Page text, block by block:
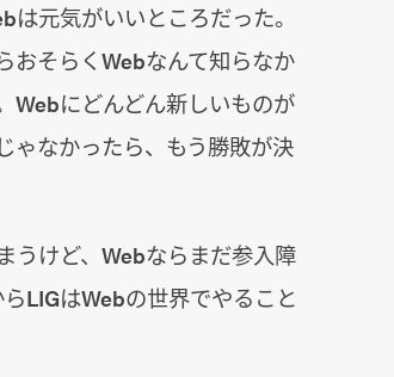
元気がいいところだった。
おそらくWebなんて知らなか
Webにどんどん新しいものが
ゃなかったら、もう勝敗が決
うけど、Webならまだ参入障
LIGはWebの世界でやること